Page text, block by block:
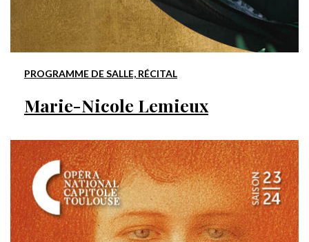
Marie-Nicole Lemieux
PROGRAMME DE SALLE, RÉCITAL